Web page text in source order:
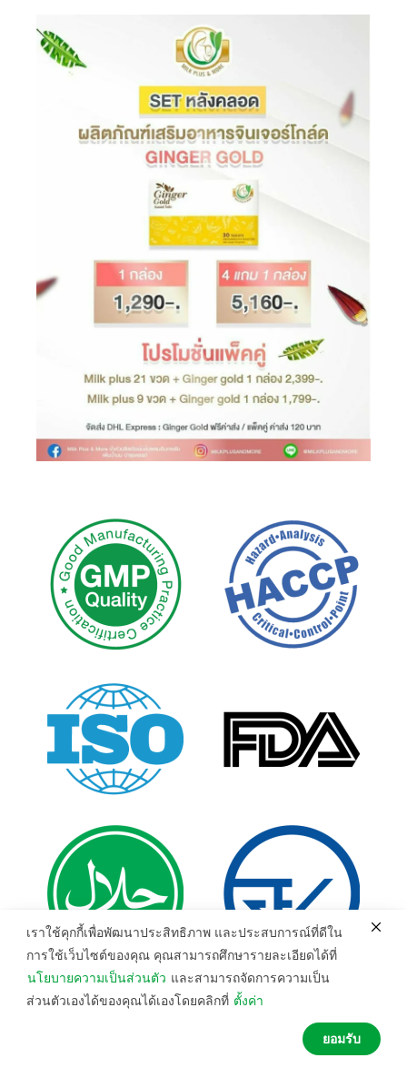
Wishlist
เราใช้คุกกี้เพื่อพัฒนาประสิทธิภาพ และประสบการณ์ที่ดีใน
การใช้เว็บไซต์ของคุณ คุณสามารถศึกษารายละเอียดได้ที่
นโยบายความเป็นส่วนตัว และสามารถจัดการความเป็น
ส่วนตัวเองได้ของคุณได้เองโดยคลิกที่ ตั้งค่า
ยอมรับ